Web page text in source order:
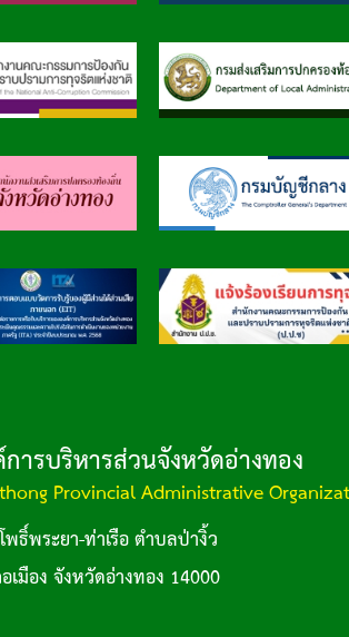
ารบริหารส่วนจังหวัดอ่างทอง
Provincial Administrative
ธิ์พระยา-ท่าเรือ ตำบลป่างิ้ว
เมือง จังหวัดอ่างทอง 14000